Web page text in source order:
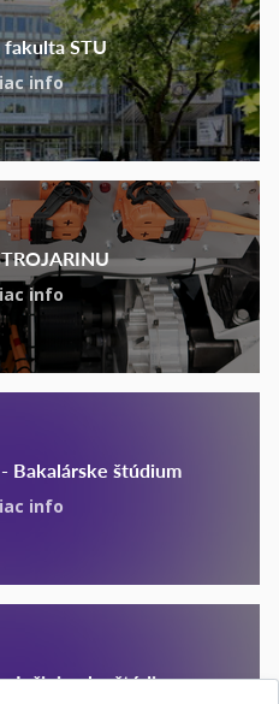
STU
info
info
Bakalárske štúdium
info
Inžinierske štúdium